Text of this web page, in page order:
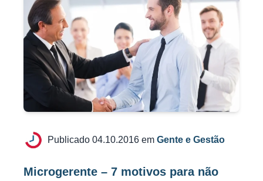
Publicado 04.10.2016 em Gente e Gestão
Microgerente – 7 motivos para não